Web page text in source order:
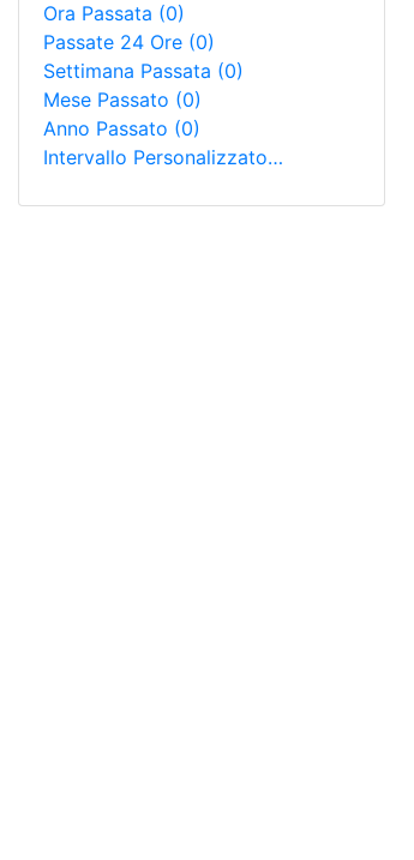
Ora Passata (0)
Passate 24 Ore (0)
Settimana Passata (0)
Mese Passato (0)
Anno Passato (0)
Intervallo Personalizzato…